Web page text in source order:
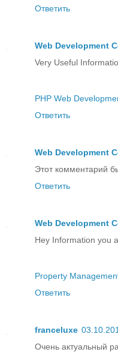
Ответить
Web Development
Very Useful
PHP Web
Ответить
Web Development
Этот комментарий
Ответить
Web Development
Hey Information you
Property
Ответить
franceluxe
Очень актуальный